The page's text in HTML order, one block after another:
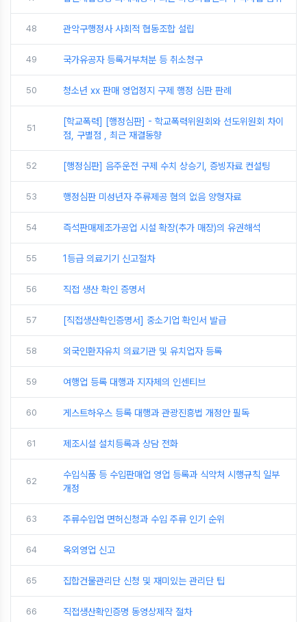
48 관악구행정사 사회적 협동조합 설립
49 국가유공자 등록거부처분 등 취소청구
50 청소년 xx 판매 영업정지 구제 행정 심판 판례
51
[학교폭력] [행정심판] - 학교폭력위원회와 선도위원회 차이
점, 구별점 , 최근 재결동향
52 [행정심판] 음주운전 구제 수치 상승기, 증빙자료 컨설팅
53 행정심판 미성년자 주류제공 혐의 없음 양형자료
54 즉석판매제조가공업 시설 확장(추가 매장)의 유권해석
55 1등급 의료기기 신고절차
56 직접 생산 확인 증명서
57 [직접생산확인증명서] 중소기업 확인서 발급
58 외국인환자유치 의료기관 및 유치업자 등록
59 여행업 등록 대행과 지자체의 인센티브
60 게스트하우스 등록 대행과 관광진흥법 개정안 필독
61 제조시설 설치등록과 상담 전화
62
수입식품 등 수입판매업 영업 등록과 식약처 시행규칙 일부
개정
63 주류수입업 면허신청과 수입 주류 인기 순위
64 옥외영업 신고
65 집합건물관리단 신청 및 재미있는 관리단 팁
66 직접생산확인증명 동영상제작 절차